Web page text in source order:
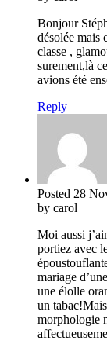
Bonjour
désolée mais
classe ,
surement,là
avions été
Reply
Posted 28
by carol
Moi aussi
portiez avec
mariage
une élolle
un
morphologie